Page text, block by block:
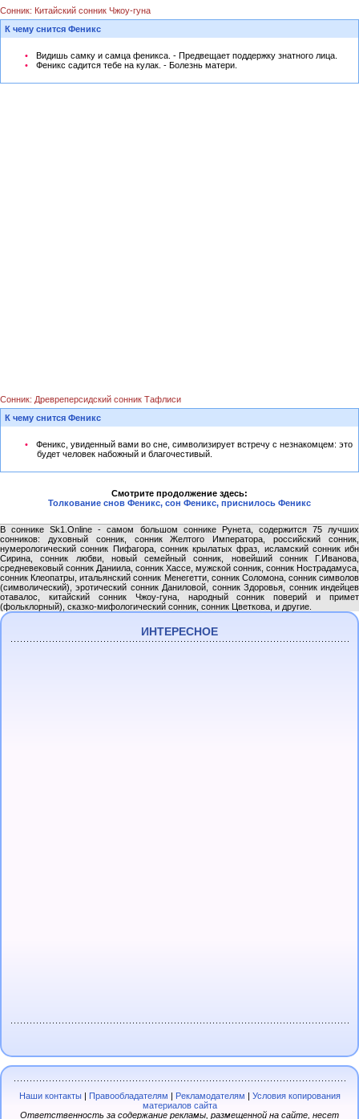
Сонник: Китайский сонник Чжоу-гуна
К чему снится Феникс
Видишь самку и самца феникса. - Предвещает поддержку знатного лица.
Феникс садится тебе на кулак. - Болезнь матери.
Сонник: Древреперсидский сонник Тафлиси
К чему снится Феникс
Феникс, увиденный вами во сне, символизирует встречу с незнакомцем: это
будет человек набожный и благочестивый.
Смотрите продолжение здесь:
Толкование снов Феникс, сон Феникс, приснилось Феникс
В соннике Sk1.Online - самом большом соннике Рунета, содержится 75 лучших
сонников: духовный сонник, сонник Желтого Императора, российский сонник,
нумерологический сонник Пифагора, сонник крылатых фраз, исламский сонник ибн
Сирина, сонник любви, новый семейный сонник, новейший сонник Г.Иванова,
средневековый сонник Даниила, сонник Хассе, мужской сонник, сонник Нострадамуса,
сонник Клеопатры, итальянский сонник Менегетти, сонник Соломона, сонник символов
(символический), эротический сонник Даниловой, сонник Здоровья, сонник индейцев
отавалос, китайский сонник Чжоу-гуна, народный сонник поверий и примет
(фольклорный), сказко-мифологический сонник, сонник Цветкова, и другие.
ИНТЕРЕСНОЕ
Наши контакты| Правообладателям Рекламодателям
Условия копирования
материалов сайта
Ответственность за содержание рекламы, размещенной на сайте, несет